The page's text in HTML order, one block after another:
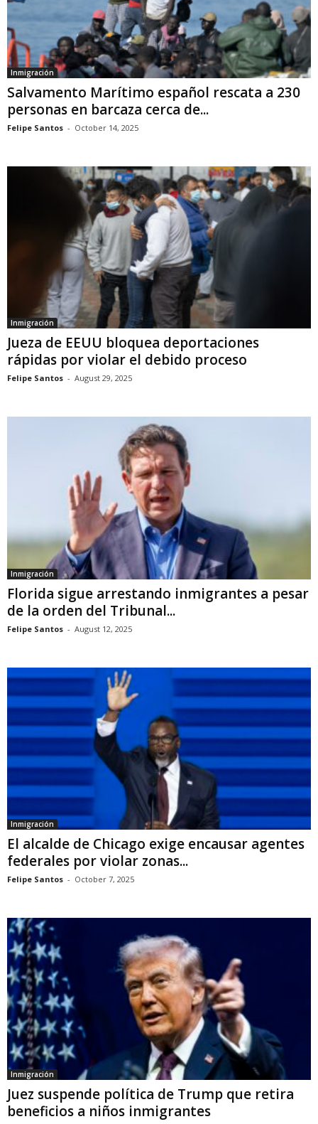
Inmigración
Salvamento Marítimo español rescata a 230
personas en barcaza cerca de...
Felipe Santos - October 14, 2025
Inmigración
Jueza de EEUU bloquea deportaciones
rápidas por violar el debido proceso
Felipe Santos - August 29, 2025
Inmigración
Florida sigue arrestando inmigrantes a pesar
de la orden del Tribunal...
Felipe Santos - August 12, 2025
Inmigración
El alcalde de Chicago exige encausar agentes
federales por violar zonas...
Felipe Santos - October 7, 2025
Inmigración
Juez suspende política de Trump que retira
beneficios a niños inmigrantes